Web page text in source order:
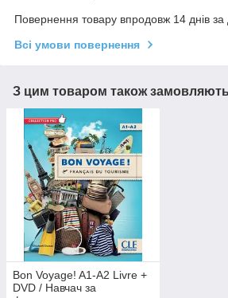
Повернення товару впродовж 14 днів за
Всі умови повернення
З цим товаром також замовляють
Bon Voyage! A1-A2 Livre +
DVD / Навчач за